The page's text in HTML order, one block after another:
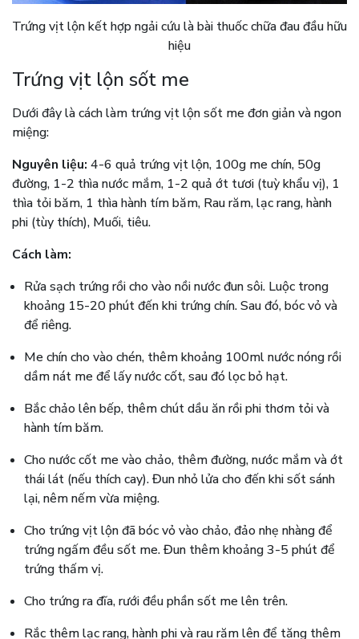
Trứng vịt lộn kết hợp ngải cứu là bài thuốc chữa đau đầu hữu
hiệu
Trứng vịt lộn sốt me
Dưới đây là cách làm trứng vịt lộn sốt me đơn giản và ngon
miệng:
Nguyên liệu: 4-6 quả trứng vịt lộn, 100g me chín, 50g
đường, 1-2 thìa nước mắm, 1-2 quả ớt tươi (tuỳ khẩu vị), 1
thìa tỏi băm, 1 thìa hành tím băm, Rau răm, lạc rang, hành
phi (tùy thích), Muối, tiêu.
Cách làm:
Rửa sạch trứng rồi cho vào nồi nước đun sôi. Luộc trong
khoảng 15-20 phút đến khi trứng chín. Sau đó, bóc vỏ và
để riêng.
Me chín cho vào chén, thêm khoảng 100ml nước nóng rồi
dầm nát me để lấy nước cốt, sau đó lọc bỏ hạt.
Bắc chảo lên bếp, thêm chút dầu ăn rồi phi thơm tỏi và
hành tím băm.
Cho nước cốt me vào chảo, thêm đường, nước mắm và ớt
thái lát (nếu thích cay). Đun nhỏ lửa cho đến khi sốt sánh
lại, nêm nếm vừa miệng.
Cho trứng vịt lộn đã bóc vỏ vào chảo, đảo nhẹ nhàng để
trứng ngấm đều sốt me. Đun thêm khoảng 3-5 phút để
trứng thấm vị.
Cho trứng ra đĩa, rưới đều phần sốt me lên trên.
Rắc thêm lạc rang, hành phi và rau răm lên để tăng thêm